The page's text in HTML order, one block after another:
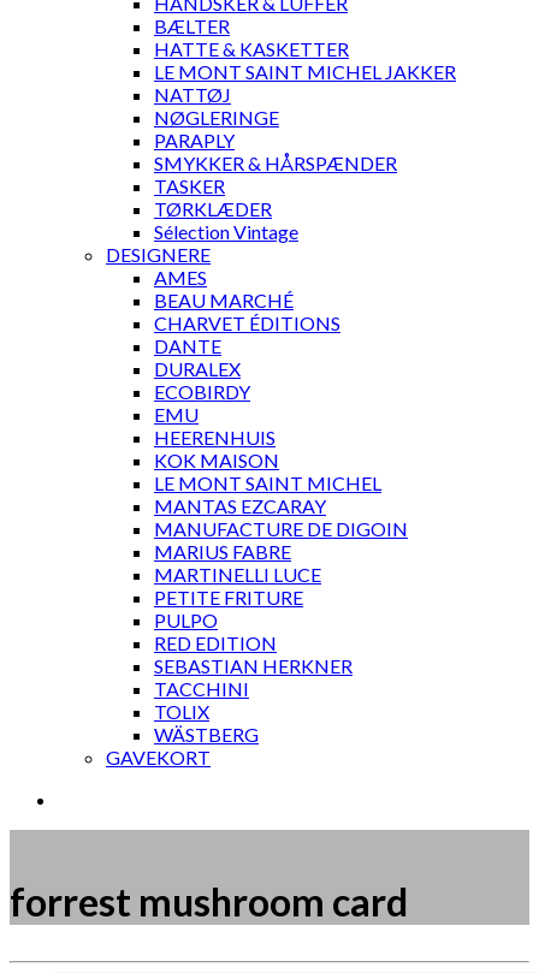
BÆLTER
HATTE & KASKETTER
LE MONT SAINT MICHEL JAKKER
NATTØJ
NØGLERINGE
PARAPLY
SMYKKER & HÅRSPÆNDER
TASKER
TØRKLÆDER
Sélection Vintage
DESIGNERE
AMES
BEAU MARCHÉ
CHARVET ÉDITIONS
DANTE
DURALEX
ECOBIRDY
EMU
HEERENHUIS
KOK MAISON
LE MONT SAINT MICHEL
MANTAS EZCARAY
MANUFACTURE DE DIGOIN
MARIUS FABRE
MARTINELLI LUCE
PETITE FRITURE
PULPO
RED EDITION
SEBASTIAN HERKNER
TACCHINI
TOLIX
WÄSTBERG
GAVEKORT
forrest mushroom card